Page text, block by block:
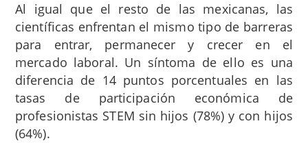
Al igual que el resto de las mexicanas, las
científicas enfrentan el mismo tipo de barreras
para entrar, permanecer y crecer en el
mercado laboral. Un síntoma de ello es una
diferencia de 14 puntos porcentuales en las
tasas de participación económica de
profesionistas STEM sin hijos (78%) y con hijos
(64%).